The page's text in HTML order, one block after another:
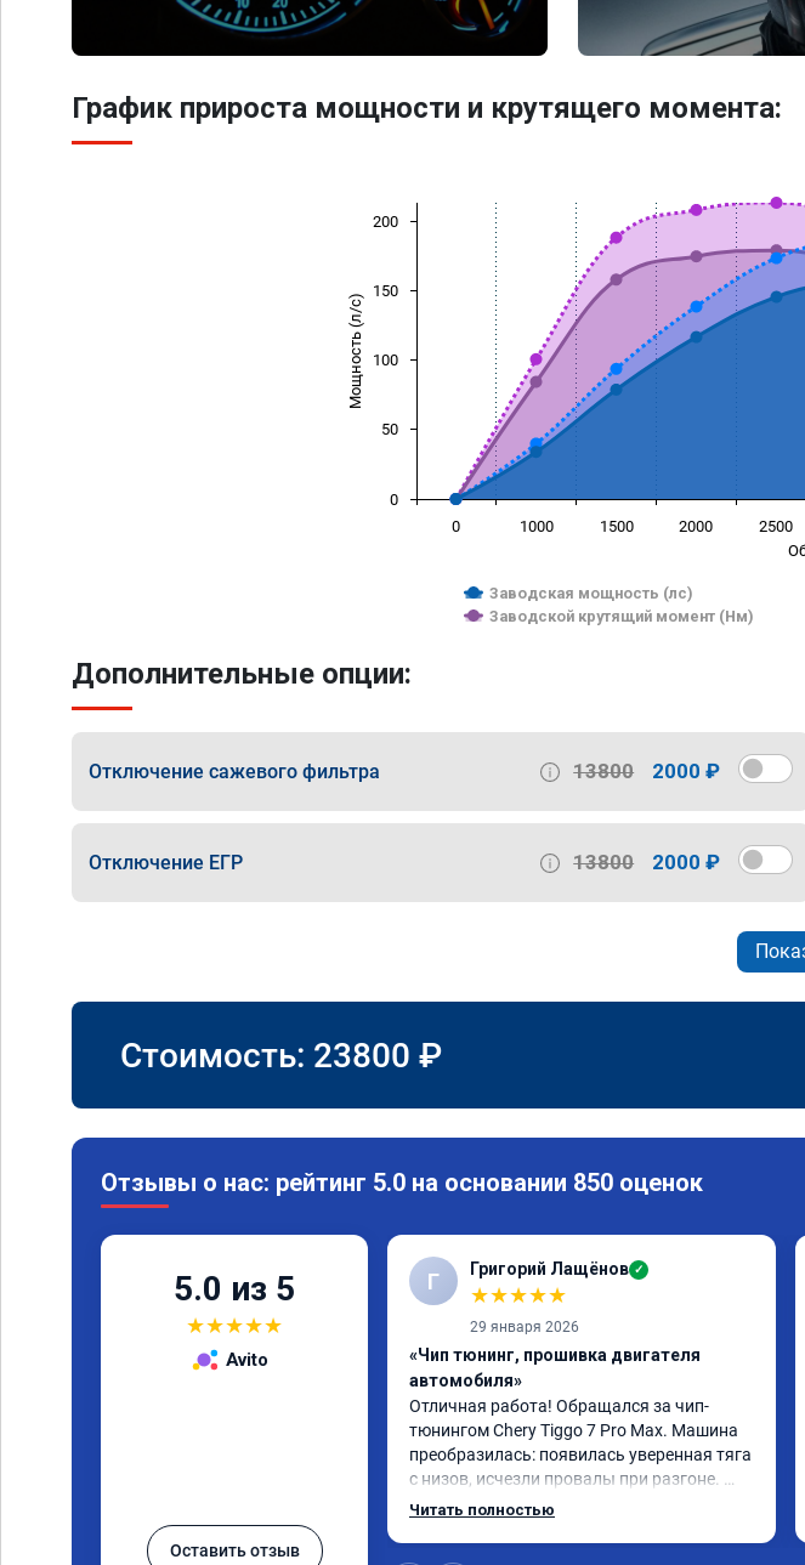
График прироста мощности и крутящего момента:
Мощность (л/с)
Заводская мощность (лс)
Заводской крутящий момент (Нм)
0 1000 1500 2000 2500
0
50
100
150
200
Дополнительные опции:
Отключение сажевого фильтра 13800 2000 ₽
Отключение ЕГР 13800 2000 ₽
Стоимость: 23800 ₽
Отзывы о нас: рейтинг 5.0 на основании 850 оценок
5.0 из 5
★★★★★
Avito
Оставить отзыв
Г Григорий Лащёнов ✓
★★★★★
29 января 2026
«Чип тюнинг, прошивка двигателя
автомобиля»
Отличная работа! Обращался за чип-
тюнингом Chery Tiggo 7 Pro Max. Машина
преобразилась: появилась уверенная тяга
с низов, исчезли провалы при разгоне.
Расход в спокойном режиме даже немного
Читать полностью